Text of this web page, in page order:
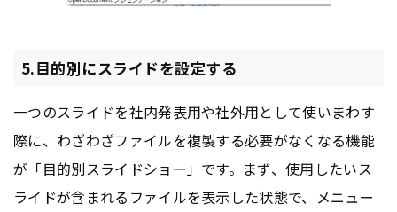
5.目的別にスライドを設定する
一つのスライドを社内発表用や社外用として使いまわす
際に、わざわざファイルを複製する必要がなくなる機能
が「目的別スライドショー」です。まず、使用したいス
ライドが含まれるファイルを表示した状態で、メニュー